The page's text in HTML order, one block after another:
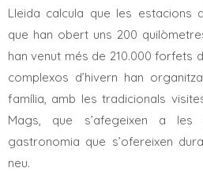
Lleida calcula que les estacions
que han obert uns 200
han venut més de 210.000 forfets
complexos d’hivern han
família, amb les tradicionals
Mags, que s’afegeixen a les
gastronomia que s’ofereixen
neu.